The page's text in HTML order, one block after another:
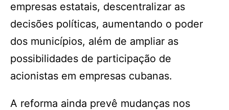
empresas estatais, descentralizar as
decisões políticas, aumentando o poder
dos municípios, além de ampliar as
possibilidades de participação de
acionistas em empresas cubanas.
A reforma ainda prevê mudanças nos